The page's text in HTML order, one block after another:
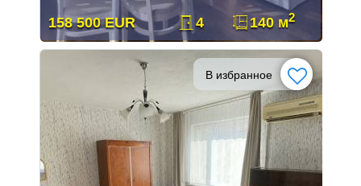
158 500 EUR 4 140 м2
В избранное